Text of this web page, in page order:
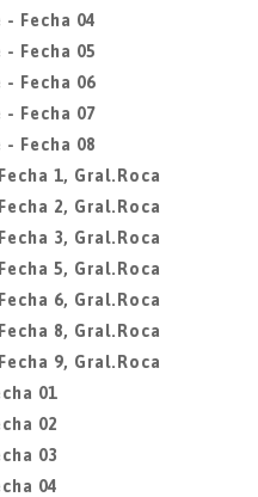
Fecha 04
Fecha 05
Fecha 06
Fecha 07
Fecha 08
1, Gral.Roca
2, Gral.Roca
3, Gral.Roca
5, Gral.Roca
6, Gral.Roca
8, Gral.Roca
9, Gral.Roca
01
02
03
04